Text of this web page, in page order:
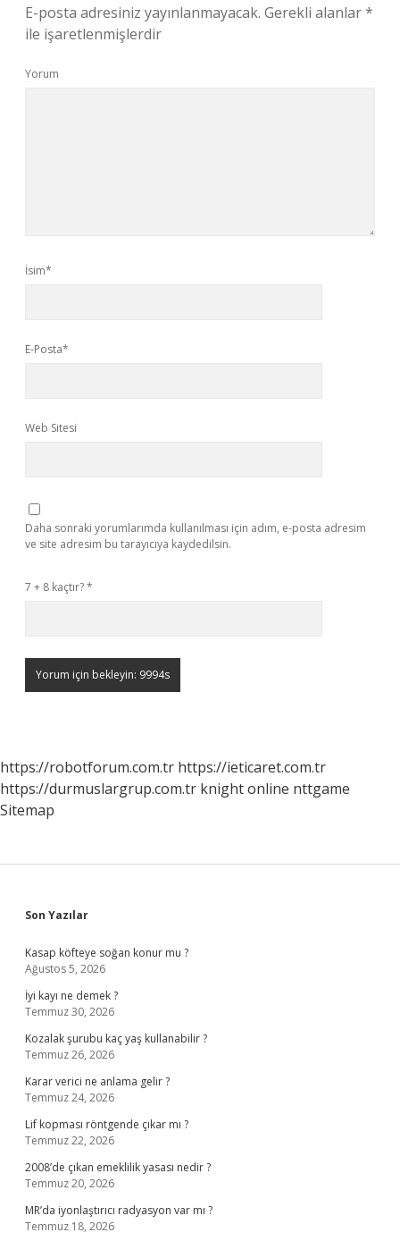
E-posta adresiniz yayınlanmayacak. Gerekli alanlar*
ile işaretlenmişlerdir
Yorum
İsim*
E-Posta*
Web Sitesi
Daha sonraki yorumlarımda kullanılması için adım, e-posta adresim
ve site adresim bu tarayıcıya kaydedilsin.
7 + 8 kaçtır?*
https://robotforum.com.tr https://ieticaret.com.tr
https://durmuslargrup.com.tr knight online nttgame
Sitemap
Sidebar
Son Yazılar
Kasap köfteye soğan konur mu ?
Ağustos 5, 2026
İyi kayı ne demek ?
Temmuz 30, 2026
Kozalak şurubu kaç yaş kullanabilir ?
Temmuz 26, 2026
Karar verici ne anlama gelir ?
Temmuz 24, 2026
Lif kopması röntgende çıkar mı ?
Temmuz 22, 2026
2008’de çıkan emeklilik yasası nedir ?
Temmuz 20, 2026
MR’da iyonlaştırıcı radyasyon var mı ?
Temmuz 18, 2026